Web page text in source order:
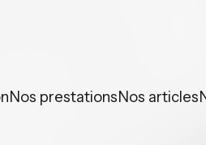
Nos prestationsNos articles